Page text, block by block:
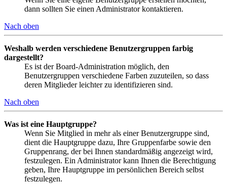
dann sollten Sie einen Administrator kontaktieren.
Nach oben
Weshalb werden verschiedene Benutzergruppen farbig
dargestellt?
Es ist der Board-Administration möglich, den
Benutzergruppen verschiedene Farben zuzuteilen, so dass
deren Mitglieder leichter zu identifizieren sind.
Nach oben
Was ist eine Hauptgruppe?
Wenn Sie Mitglied in mehr als einer Benutzergruppe sind,
dient die Hauptgruppe dazu, Ihre Gruppenfarbe sowie den
Gruppenrang, der bei Ihnen standardmäßig angezeigt wird,
festzulegen. Ein Administrator kann Ihnen die Berechtigung
geben, Ihre Hauptgruppe im persönlichen Bereich selbst
festzulegen.